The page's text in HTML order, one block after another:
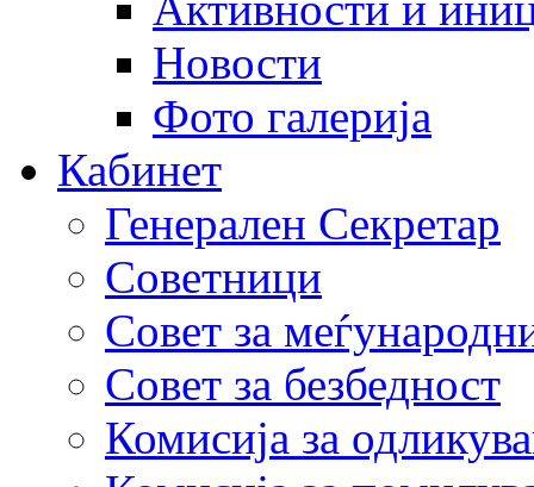
Новости
Фото галерија
Кабинет
Генерален Секретар
Советници
Совет за
Совет за безбедност
Комисија за